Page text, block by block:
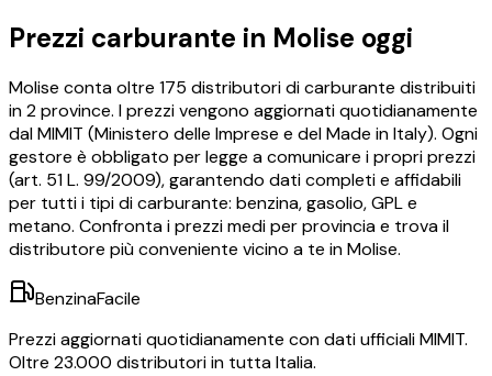
Prezzi carburante in Molise oggi
Molise conta oltre 175 distributori di carburante distribuiti
in2province. I prezzi vengono aggiornati quotidianamente
dal MIMIT (Ministero delle Imprese e del Made in Italy). Ogni
gestore è obbligato per legge a comunicare i propri prezzi
(art. 51 L. 99/2009), garantendo dati completi e affidabili
per tutti i tipi di carburante: benzina, gasolio, GPL e
metano. Confronta i prezzi medi per provincia e trova il
distributore più conveniente vicino a te inMolise.
BenzinaFacile
Prezzi aggiornati quotidianamente con dati ufficiali MIMIT.
Oltre 23.000 distributori in tutta Italia.